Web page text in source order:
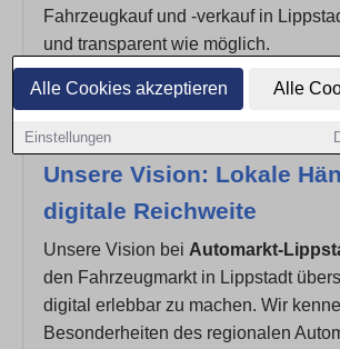
Alle Cookies akzeptieren Alle
Einstellungen
Fahrzeugkauf und -verkauf in
und transparent wie möglich.
Unsere Vision: Lokale
digitale Reichweite
Unsere Vision bei Automarkt-
den Fahrzeugmarkt in Lippstadt
digital erlebbar zu machen. Wir
Besonderheiten des regionalen